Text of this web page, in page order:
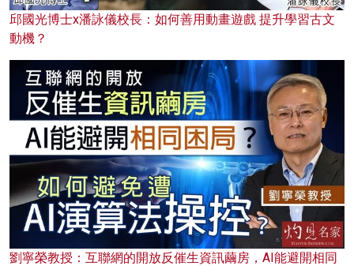
邱國光博士x潘詠儀校長：如何善用動畫遊戲 提升學習古文
動機？
劉寧榮教授：互聯網的開放反催生資訊繭房，AI能避開相同